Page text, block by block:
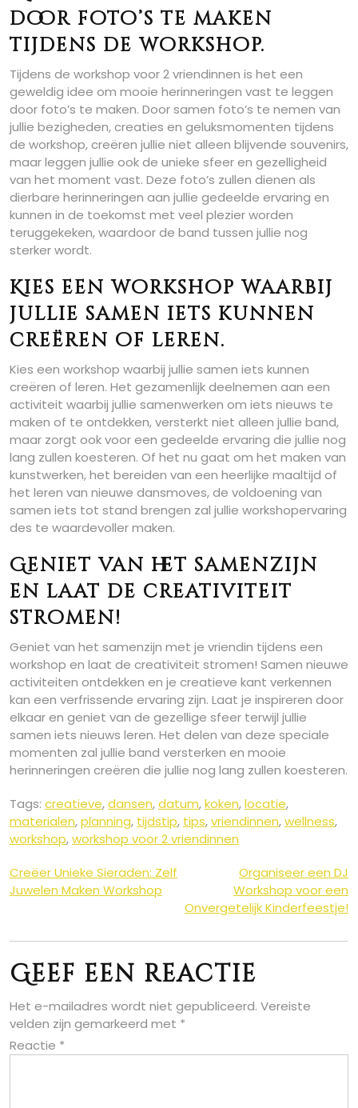
door foto’s te maken
tijdens de workshop.
Tijdens de workshop voor 2 vriendinnen is het een
geweldig idee om mooie herinneringen vast te leggen
door foto’s te maken. Door samen foto’s te nemen van
jullie bezigheden, creaties en geluksmomenten tijdens
de workshop, creëren jullie niet alleen blijvende souvenirs,
maar leggen jullie ook de unieke sfeer en gezelligheid
van het moment vast. Deze foto’s zullen dienen als
dierbare herinneringen aan jullie gedeelde ervaring en
kunnen in de toekomst met veel plezier worden
teruggekeken, waardoor de band tussen jullie nog
sterker wordt.
Kies een workshop waarbij
jullie samen iets kunnen
creëren of leren.
Kies een workshop waarbij jullie samen iets kunnen
creëren of leren. Het gezamenlijk deelnemen aan een
activiteit waarbij jullie samenwerken om iets nieuws te
maken of te ontdekken, versterkt niet alleen jullie band,
maar zorgt ook voor een gedeelde ervaring die jullie nog
lang zullen koesteren. Of het nu gaat om het maken van
kunstwerken, het bereiden van een heerlijke maaltijd of
het leren van nieuwe dansmoves, de voldoening van
samen iets tot stand brengen zal jullie workshopervaring
des te waardevoller maken.
Geniet van het samenzijn
en laat de creativiteit
stromen!
Geniet van het samenzijn met je vriendin tijdens een
workshop en laat de creativiteit stromen! Samen nieuwe
activiteiten ontdekken en je creatieve kant verkennen
kan een verfrissende ervaring zijn. Laat je inspireren door
elkaar en geniet van de gezellige sfeer terwijl jullie
samen iets nieuws leren. Het delen van deze speciale
momenten zal jullie band versterken en mooie
herinneringen creëren die jullie nog lang zullen koesteren.
Tags: creatieve,dansen,datum,koken,locatie,
materialen,planning, tijdstip, tips,vriendinnen,wellness,
workshop,workshop voor 2 vriendinnen
Berichtnavigatie
Creëer Unieke Sieraden: Zelf
Juwelen Maken Workshop
Organiseer een DJ
Workshop voor een
Onvergetelijk Kinderfeestje!
Geef een reactie
Het e-mailadres wordt niet gepubliceerd. Vereiste
velden zijn gemarkeerd met *
Reactie *